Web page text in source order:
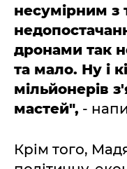
несумірним з
дронами так
та мало. Ну і
мільйонерів
мастей", -
Крім того,